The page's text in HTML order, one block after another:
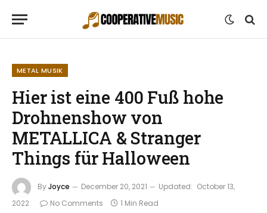
METAL MUSIK
Hier ist eine 400 Fuß hohe
Drohnenshow von
METALLICA & Stranger
Things für Halloween
ByJoyce December 20, 2021 Updated: October 13,
2022
No Comments 1 Min Read